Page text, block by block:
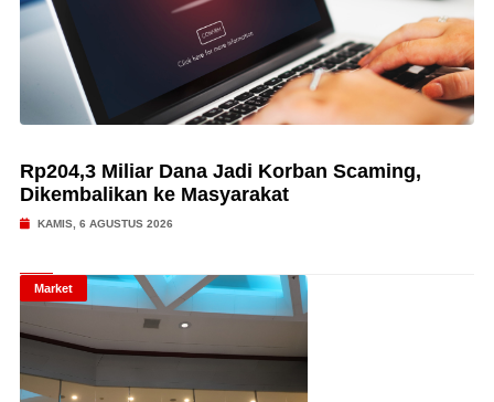
Rp204,3 Miliar Dana Jadi Korban Scaming,
Dikembalikan ke Masyarakat
KAMIS, 6 AGUSTUS 2026
Market